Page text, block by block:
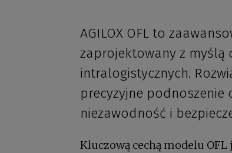
AGILOX OFL to
zaprojektowany z myślą
intralogistycznych.
precyzyjne podnoszenie
niezawodność i
Kluczową cechą modelu